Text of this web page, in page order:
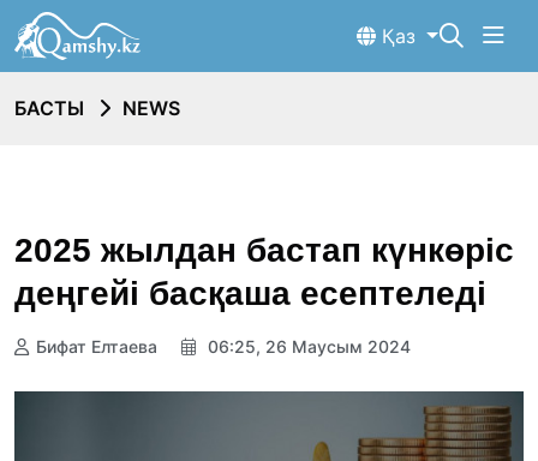
Қаз
БАСТЫ NEWS
2025 жылдан бастап күнкөріс
деңгейі басқаша есептеледі
Бифат Елтаева 06:25, 26 Маусым 2024